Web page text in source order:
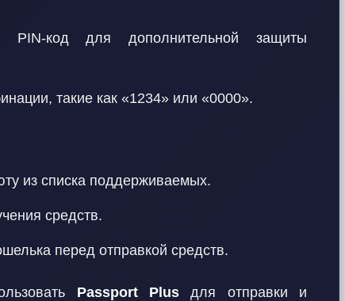
PIN-код для дополнительной защиты
такие как «1234» или «0000».
из списка поддерживаемых.
средств.
перед отправкой средств.
Passport Plus для отправки и